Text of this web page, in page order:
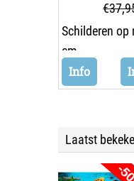
€
Schilderen op
cm
Info
Laatst